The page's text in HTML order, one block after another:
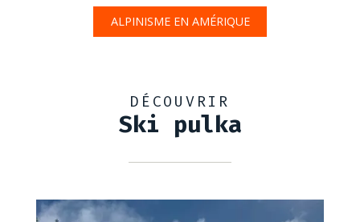
ALPINISME EN AMÉRIQUE
DÉCOUVRIR
Ski pulka